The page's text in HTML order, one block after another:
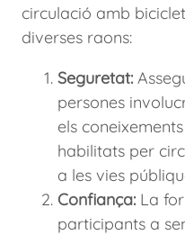
circulació amb
diverses raons:
Seguretat:
persones
els
habilitats per
a les vies
Confiança: La
participants a